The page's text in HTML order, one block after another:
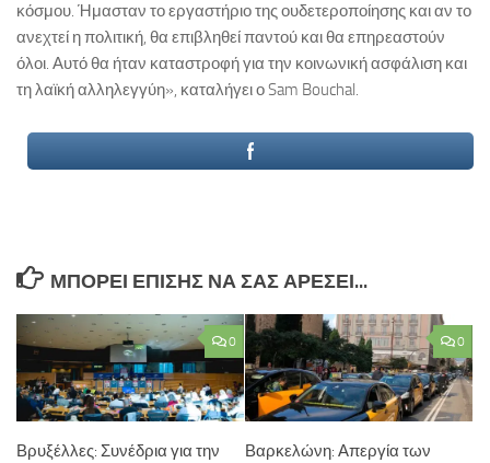
κόσμου. Ήμασταν το εργαστήριο της ουδετεροποίησης και αν το
ανεχτεί η πολιτική, θα επιβληθεί παντού και θα επηρεαστούν
όλοι. Αυτό θα ήταν καταστροφή για την κοινωνική ασφάλιση και
τη λαϊκή αλληλεγγύη», καταλήγει ο Sam Bouchal.
ΜΠΟΡΕΊ ΕΠΊΣΗΣ ΝΑ ΣΑΣ ΑΡΈΣΕΙ...
0
Βρυξέλλες: Συνέδρια για την
0
Βαρκελώνη: Απεργία των